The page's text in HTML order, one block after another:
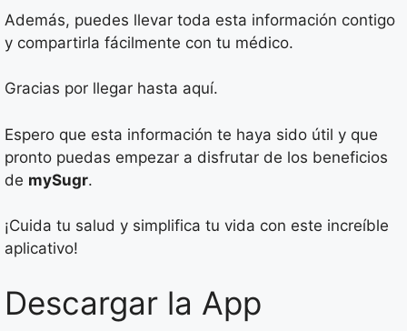
Además, puedes llevar toda esta información contigo
y compartirla fácilmente con tu médico.
Gracias por llegar hasta aquí.
Espero que esta información te haya sido útil y que
pronto puedas empezar a disfrutar de los beneficios
de mySugr.
¡Cuida tu salud y simplifica tu vida con este increíble
aplicativo!
Descargar la App